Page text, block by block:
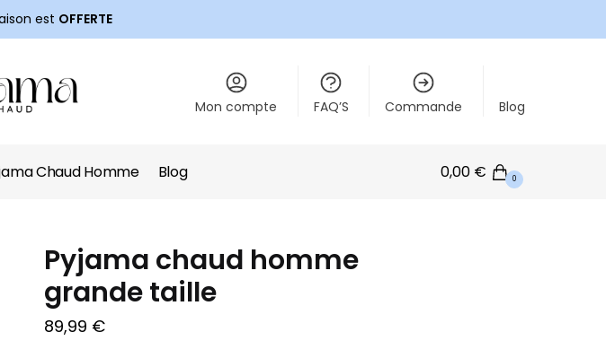
est OFFERTE
Mon compte FAQ’S Commande Blog
Chaud Homme Blog 0,00 € 0
Pyjama chaud homme
grande taille
89,99 €